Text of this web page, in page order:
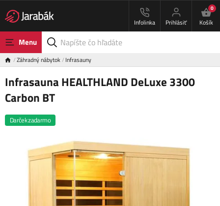
Infolinka Prihlásiť
0
Košík
Menu
Záhradný nábytok Infrasauny
Infrasauna HEALTHLAND DeLuxe 3300
Carbon BT
Darček zadarmo